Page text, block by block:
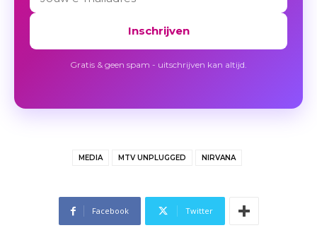
Inschrijven
Gratis & geen spam - uitschrijven kan altijd.
MEDIA MTV UNPLUGGED NIRVANA
Facebook Twitter